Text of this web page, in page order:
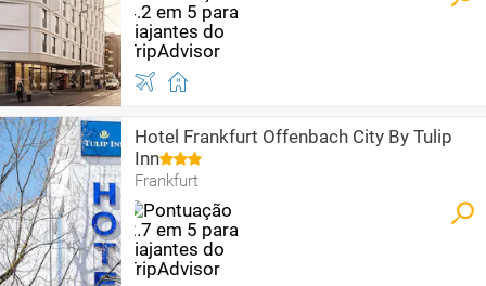
Hotel Frankfurt Offenbach City By Tulip
Inn
Frankfurt